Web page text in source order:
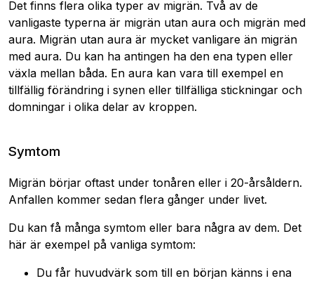
Det finns flera olika typer av migrän. Två av de
vanligaste typerna är migrän utan aura och migrän med
aura. Migrän utan aura är mycket vanligare än migrän
med aura. Du kan ha antingen ha den ena typen eller
växla mellan båda. En aura kan vara till exempel en
tillfällig förändring i synen eller tillfälliga stickningar och
domningar i olika delar av kroppen.
Symtom
Migrän börjar oftast under tonåren eller i 20-årsåldern.
Anfallen kommer sedan flera gånger under livet.
Du kan få många symtom eller bara några av dem. Det
här är exempel på vanliga symtom:
Du får huvudvärk som till en början känns i ena